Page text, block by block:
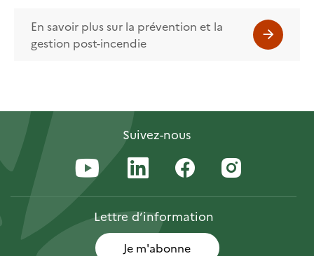
En savoir plus sur la prévention et la
gestion post-incendie
Suivez-nous
Lettred’information
Je m'abonne